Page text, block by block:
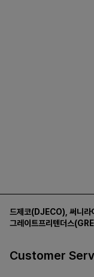
드제코(DJECO) 써니
그레이트프리텐더스
Customer